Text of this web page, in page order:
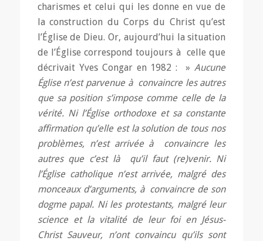
charismes et celui qui les donne en vue de
la construction du Corps du Christ qu’est
l’Église de Dieu. Or, aujourd’hui la situation
de l’Église correspond toujours à celle que
décrivait Yves Congar en 1982 : » Aucune
Église n’est parvenue à convaincre les autres
que sa position s’impose comme celle de la
vérité. Ni l’Église orthodoxe et sa constante
affirmation qu’elle est la solution de tous nos
problèmes, n’est arrivée à convaincre les
autres que c’est là qu’il faut (re)venir. Ni
l’Église catholique n’est arrivée, malgré des
monceaux d’arguments, à convaincre de son
dogme papal. Ni les protestants, malgré leur
science et la vitalité de leur foi en Jésus-
Christ Sauveur, n’ont convaincu qu’ils sont